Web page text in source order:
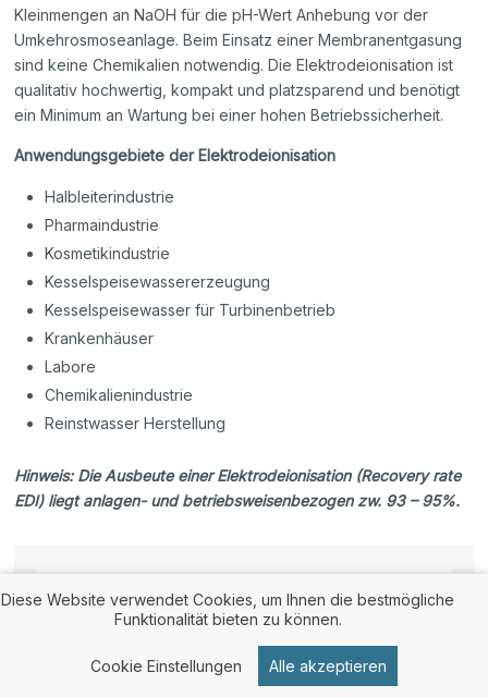
Kleinmengen an NaOH für die pH-Wert Anhebung vor der
Umkehrosmoseanlage. Beim Einsatz einer Membranentgasung
sind keine Chemikalien notwendig. Die Elektrodeionisation ist
qualitativ hochwertig, kompakt und platzsparend und benötigt
ein Minimum an Wartung bei einer hohen Betriebssicherheit.
Anwendungsgebiete der Elektrodeionisation
Halbleiterindustrie
Pharmaindustrie
Kosmetikindustrie
Kesselspeisewassererzeugung
Kesselspeisewasser für Turbinenbetrieb
Krankenhäuser
Labore
Chemikalienindustrie
Reinstwasser Herstellung
Hinweis: Die Ausbeute einer Elektrodeionisation (Recovery rate
EDI) liegt anlagen- und betriebsweisenbezogen zw. 93 – 95%.
Diese Website verwendet Cookies, um Ihnen die bestmögliche
Funktionalität bieten zu können.
Cookie Einstellungen Alle akzeptieren